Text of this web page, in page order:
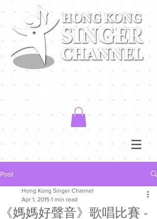
Post
《媽媽好聲音》歌唱比賽 -
Hong Kong Singer Channel
Apr 1, 2015 1 min read